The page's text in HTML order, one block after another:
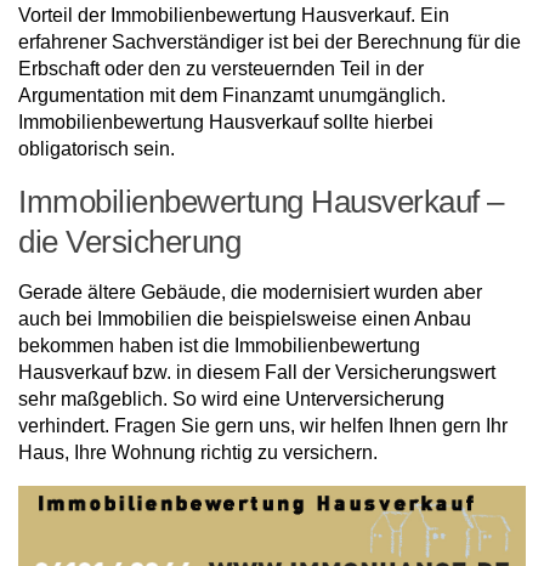
Vorteil der Immobilienbewertung Hausverkauf. Ein
erfahrener Sachverständiger ist bei der Berechnung für die
Erbschaft oder den zu versteuernden Teil in der
Argumentation mit dem Finanzamt unumgänglich.
Immobilienbewertung Hausverkauf sollte hierbei
obligatorisch sein.
Immobilienbewertung Hausverkauf –
die Versicherung
Gerade ältere Gebäude, die modernisiert wurden aber
auch bei Immobilien die beispielsweise einen Anbau
bekommen haben ist die Immobilienbewertung
Hausverkauf bzw. in diesem Fall der Versicherungswert
sehr maßgeblich. So wird eine Unterversicherung
verhindert. Fragen Sie gern uns, wir helfen Ihnen gern Ihr
Haus, Ihre Wohnung richtig zu versichern.